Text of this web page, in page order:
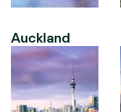
Auckland